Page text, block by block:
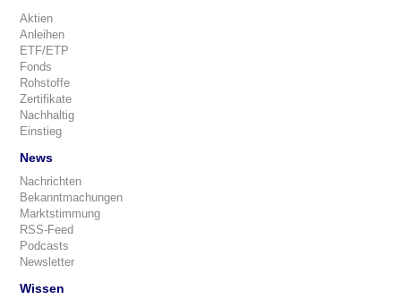
Aktien
Anleihen
ETF/ETP
Fonds
Rohstoffe
Zertifikate
Nachhaltig
Einstieg
News
Nachrichten
Bekanntmachungen
Marktstimmung
RSS-Feed
Podcasts
Newsletter
Wissen